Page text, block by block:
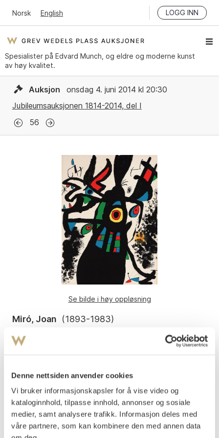
Denne nettsiden anvender cookies
Vi bruker informasjonskapsler for å vise video og
kataloginnhold, tilpasse innhold, annonser og sosiale
medier, samt analysere trafikk. Informasjon deles med
våre partnere, som kan kombinere den med annen data
Norsk English LOGG INN
Spesialister på Edvard Munch, og eldre og moderne kunst
av høy kvalitet.
Auksjon
onsdag 4. juni 2014 kl 20:30
Jubileumsauksjonen 1814-2014, del I
56
Se bilde i høy oppløsning
Miró, Joan (1893-1983)
Nummerert nede t.v.: V/XX.
Fra 1974.
Vurdering
NOK 25 000–30 000